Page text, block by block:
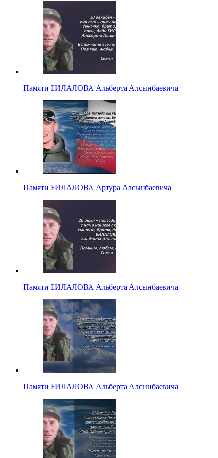
Памяти БИЛАЛОВА Альберта Алсынбаевича
Памяти БИЛАЛОВА Артура Алсынбаевича
Памяти БИЛАЛОВА Альберта Алсынбаевича
Памяти БИЛАЛОВА Альберта Алсынбаевича